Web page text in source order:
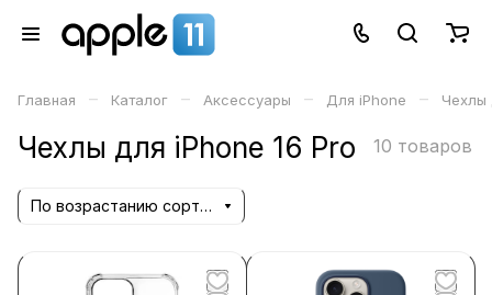
Главная – Каталог – Аксессуары – Для iPhone – Чехлы
Чехлы для iPhone 16 Pro 10 товаров
По возрастанию сортировки